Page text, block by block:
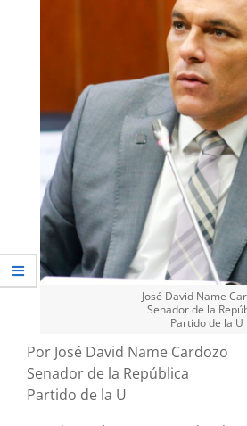
José David Name
Senador de la
Partido de la U
Por José David Name Cardozo
Senador de la República
Partido de la U